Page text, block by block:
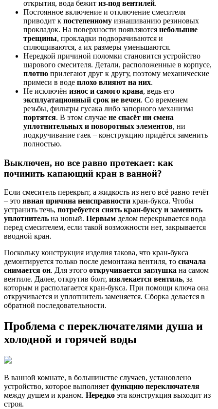
открытия, вода бежит из-под вентилей.
Постоянное включение и отключение смесителя
приводит к постепенному изнашиванию резиновых
прокладок. На поверхности появляются небольшие
трещины, прокладки подворачиваются и
сплющиваются, а их размеры уменьшаются.
Нередкой причиной поломки становится устройство
шарового смесителя. Детали, расположенные в корпусе,
плотно прилегают друг к другу, поэтому механические
примеси в воде плохо влияют на них.
Не исключён износ и самого крана, ведь его
эксплуатационный срок не вечен. Со временем
резьбы, фильтры гусака либо запорного механизма
портятся. В этом случае не спасёт ни смена
уплотнительных и поворотных элементов, ни
подкручивание гаек – конструкцию придётся заменить
полностью.
Выключен, но все равно протекает: как
починить капающий кран в ванной?
Если смеситель перекрыт, а жидкость из него всё равно течёт
– это явная причина неисправности кран-букса. Чтобы
устранить течь, потребуется снять кран-буксу и заменить
уплотнитель на новый. Первым делом перекрывается вода
перед смесителем, если такой возможности нет, закрывается
вводной кран.
Поскольку конструкция изделия такова, что кран-букса
демонтируется только после демонтажа вентиля, то сначала
снимается он. Для этого откручивается заглушка на самом
вентиле. Далее, открутив болт, извлекается вентиль, за
которым и располагается кран-букса. При помощи ключа она
откручивается и уплотнитель заменяется. Сборка делается в
обратной последовательности.
Проблема с переключателями душа и
холодной и горячей воды
В ванной комнате, в большинстве случаев, установлено
устройство, которое выполняет функцию переключателя
между душем и краном. Нередко эта конструкция выходит из
строя.